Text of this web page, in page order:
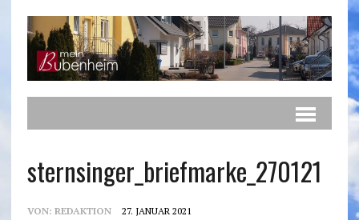
sternsinger_briefmarke_270121
VON: REDAKTION 27. JANUAR 2021